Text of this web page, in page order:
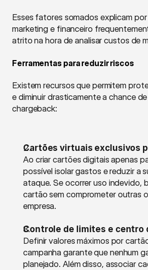
Esses fatores somados explicam
marketing e financeiro
atrito na hora de analisar custos de
Ferramentas para reduzir riscos
Existem recursos que permitem
e diminuir drasticamente a chance
chargeback:
Cartões virtuais exclusivos
Ao criar cartões digitais apenas
possível isolar gastos e reduzir a
ataque. Se ocorrer uso indevido,
cartão sem comprometer outras
empresa.
Controle de limites e centro
Definir valores máximos por
campanha garante que nenhum
planejado. Além disso, associar